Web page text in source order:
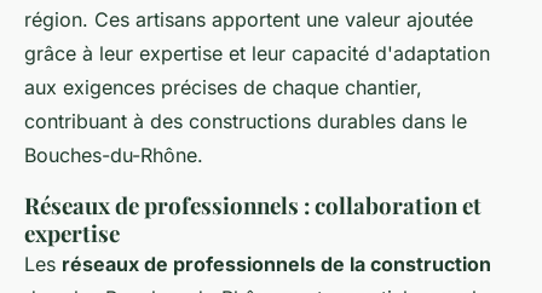
région. Ces artisans apportent une valeur ajoutée
grâce à leur expertise et leur capacité d'adaptation
aux exigences précises de chaque chantier,
contribuant à des constructions durables dans le
Bouches-du-Rhône.
Réseaux de professionnels : collaboration et
expertise
Les réseaux de professionnels de la construction